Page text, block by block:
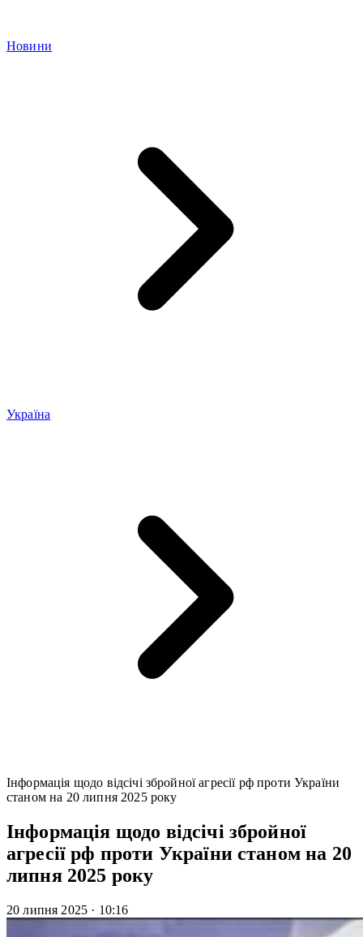
Новини
Україна
Інформація щодо відсічі збройної агресії рф проти України
станом на 20 липня 2025 року
Інформація щодо відсічі збройної
агресії рф проти України станом на 20
липня 2025 року
20 липня 2025 · 10:16